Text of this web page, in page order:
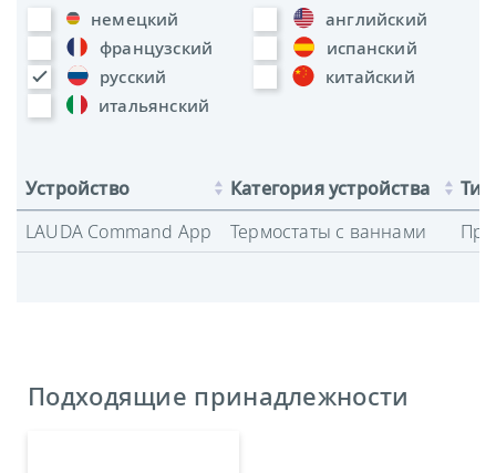
немецкий
английский
французский
испанский
русский
китайский
итальянский
Устройство Категория устройства
LAUDA Command App
Термостаты с ваннами
Подходящие принадлежности